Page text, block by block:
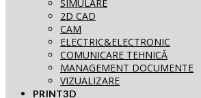
SIMULARE
2D CAD
CAM
ELECTRIC&ELECTRONIC
COMUNICARE TEHNICĂ
MANAGEMENT DOCUMENTE
VIZUALIZARE
PRINT3D